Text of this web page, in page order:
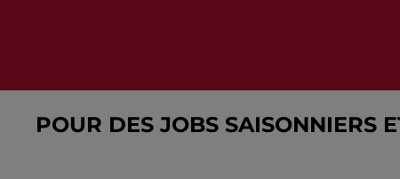
POUR DES JOBS SAISONNIERS